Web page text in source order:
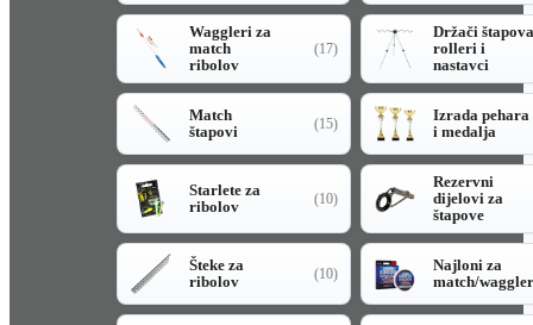
Waggleri za
match
ribolov
(17)
Držači štapova
rolleri i
nastavci
Match
štapovi
(15)
Izrada pehara
i medalja
Starlete za
ribolov
(10)
Rezervni
dijelovi za
štapove
Šteke za
ribolov
(10)
Najloni za
match/waggler